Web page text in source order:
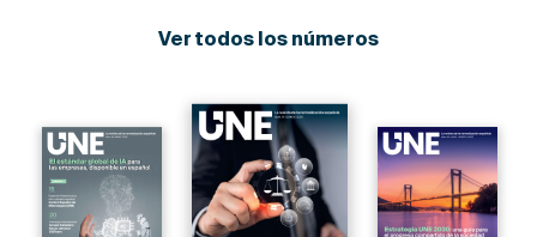
Ver todos los números